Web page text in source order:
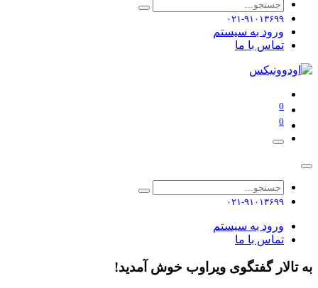
۰۲۱-۹۱۰۱۳۶۹۹
ورود به سیستم
تماس با ما
0
0
۰۲۱-۹۱۰۱۳۶۹۹
ورود به سیستم
تماس با ما
به تالار گفتگوی ویراوب خوش آمدید!